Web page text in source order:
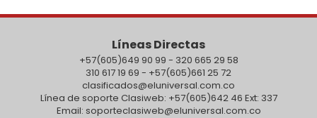
Líneas Directas
+57(605)649 90 99 - 320 665 29 58
310 617 19 69 - +57(605)661 25 72
clasificados@eluniversal.com.co
Línea de soporte Clasiweb: +57(605)642 46 Ext: 337
Email: soporteclasiweb@eluniversal.com.co